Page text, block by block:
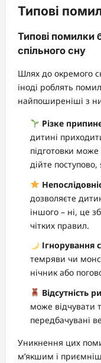
Типові
Типові помилки
спільного сну
Шлях до окремого
іноді роблять
найпоширеніші з
Різке
дитині
підготовки
дійте
дозволяєте
іншого – ні, це
чітких правил.
Ігнорування
темряви чи
нічник або
Відсутність
може відчувати
передбачувані
Уникнення цих
м’якшим і